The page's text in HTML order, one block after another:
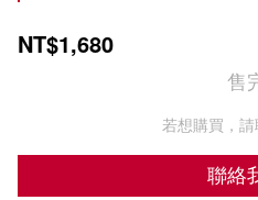
NT$1,680
售
若想購買，請
聯絡